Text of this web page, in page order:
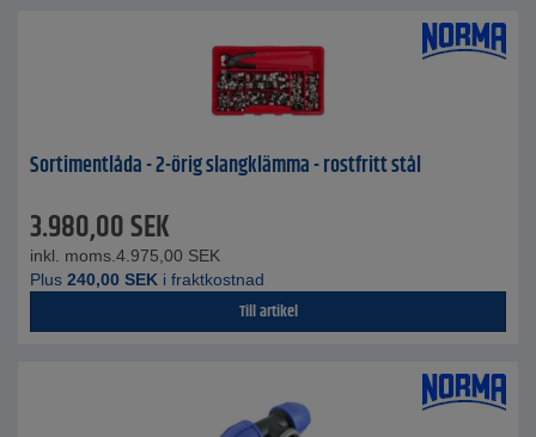
Sortimentlåda - 2-örig slangklämma - rostfritt stål
3.980,00SEK
inkl. moms. 4.975,00 SEK
Plus 240,00 SEK i fraktkostnad
Till artikel